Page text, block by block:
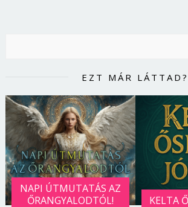
EZT MÁR LÁTTAD?
NAPI ÚTMUTATÁS AZ
ŐRANGYALODTÓL!
KELTA